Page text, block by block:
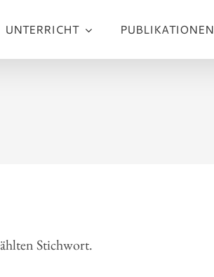
UNTERRICHT PUBLIKATIONEN
Stichwort.